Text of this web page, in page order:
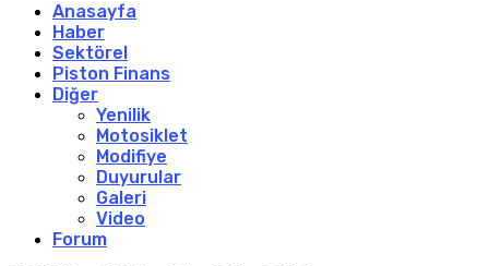
Anasayfa
Haber
Sektörel
Piston Finans
Diğer
Yenilik
Motosiklet
Modifiye
Duyurular
Galeri
Video
Forum